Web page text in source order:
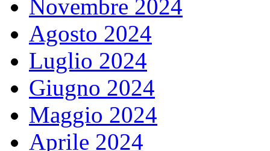
Novembre 2024
Agosto 2024
Luglio 2024
Giugno 2024
Maggio 2024
Aprile 2024